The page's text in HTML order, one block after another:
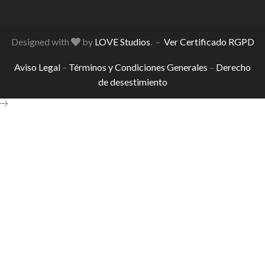
Designed with by LOVE Studios. – Ver Certificado RGPD
Aviso Legal – Términos y Condiciones Generales – Derecho
de desestimiento